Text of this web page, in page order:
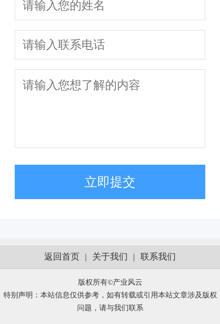
析，免费在线答
立即提交
返回首页 | 关于我们 | 联系我们
版权所有©产业风云
特别声明：本站信息仅供参考，如有转载或引用本站文章涉及版权
问题，请与我们联系